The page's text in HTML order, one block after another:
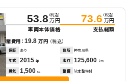
53.8 （税込）
万円
車両本体価格
73.6 （税込）
万円
支払総額
諸費用：19.8万円 （税込）
保証 あり 住所 神奈川県
年式 2015 年 走行 125,600 km
排気 1,500 cc 整備 法定整備付